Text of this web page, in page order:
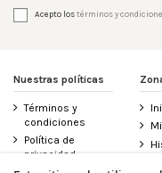
Acepto lostérminos y
Nuestras políticas
Términos y
condiciones
Política de
privacidad